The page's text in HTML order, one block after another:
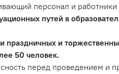
персонал и
путей в
праздничных и
50 человек.
перед проведением